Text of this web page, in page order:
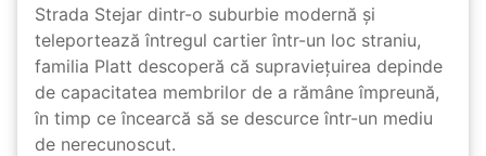
Strada Stejar dintr-o suburbie modernă și
teleportează întregul cartier într-un loc straniu,
familia Platt descoperă că supraviețuirea depinde
de capacitatea membrilor de a rămâne împreună,
în timp ce încearcă să se descurce într-un mediu
de nerecunoscut.